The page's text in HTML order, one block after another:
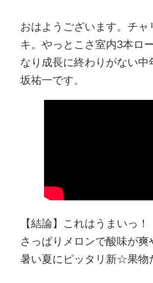
おはようございます。チャ
キ。やっとこさ室内3本ロ
なり成長に終わりがない
坂祐一です。
【結論】これはうまいっ！
さっぱりメロンで酸味が爽
暑い夏にピッタリ新☆果物